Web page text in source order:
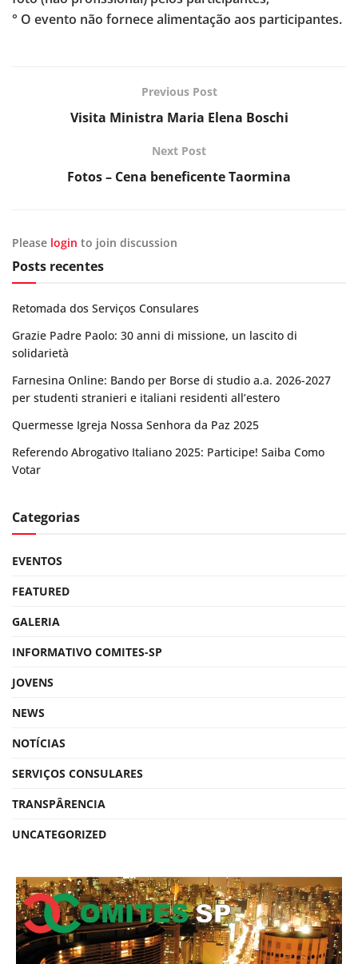
° O evento não fornece alimentação aos participantes.
Previous Post
Visita Ministra Maria Elena Boschi
Next Post
Fotos – Cena beneficente Taormina
Please login to join discussion
Posts recentes
Retomada dos Serviços Consulares
Grazie Padre Paolo: 30 anni di missione, un lascito di
solidarietà
Farnesina Online: Bando per Borse di studio a.a. 2026-2027
per studenti stranieri e italiani residenti all’estero
Quermesse Igreja Nossa Senhora da Paz 2025
Referendo Abrogativo Italiano 2025: Participe! Saiba Como
Votar
Categorias
EVENTOS
FEATURED
GALERIA
INFORMATIVO COMITES-SP
JOVENS
NEWS
NOTÍCIAS
SERVIÇOS CONSULARES
TRANSPÂRENCIA
UNCATEGORIZED